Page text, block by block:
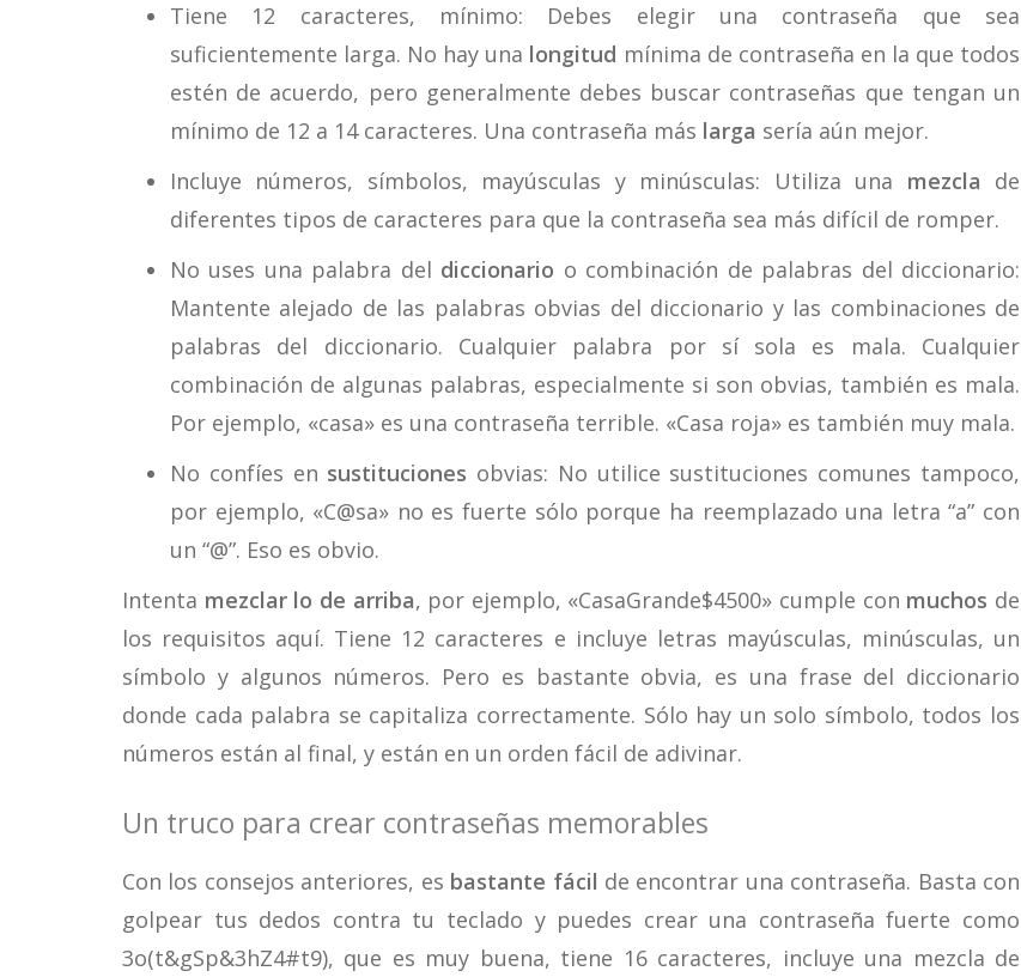
Tiene 12 caracteres, mínimo: Debes elegir una contraseña que sea
suficientemente larga. No hay una longitud mínima de contraseña en la que todos
estén de acuerdo, pero generalmente debes buscar contraseñas que tengan un
mínimo de 12 a 14 caracteres. Una contraseña más larga sería aún mejor.
Incluye números, símbolos, mayúsculas y minúsculas: Utiliza una mezcla de
diferentes tipos de caracteres para que la contraseña sea más difícil de romper.
No uses una palabra del diccionario o combinación de palabras del diccionario:
Mantente alejado de las palabras obvias del diccionario y las combinaciones de
palabras del diccionario. Cualquier palabra por sí sola es mala. Cualquier
combinación de algunas palabras, especialmente si son obvias, también es mala.
Por ejemplo, «casa» es una contraseña terrible. «Casa roja» es también muy mala.
No confíes en sustituciones obvias: No utilice sustituciones comunes tampoco,
por ejemplo, «C@sa» no es fuerte sólo porque ha reemplazado una letra “a” con
un “@”. Eso es obvio.
Intenta mezclar lo de arriba, por ejemplo, «CasaGrande$4500» cumple con muchos de
los requisitos aquí. Tiene 12 caracteres e incluye letras mayúsculas, minúsculas, un
símbolo y algunos números. Pero es bastante obvia, es una frase del diccionario
donde cada palabra se capitaliza correctamente. Sólo hay un solo símbolo, todos los
números están al final, y están en un orden fácil de adivinar.
Un truco para crear contraseñas memorables
Con los consejos anteriores, es bastante fácil de encontrar una contraseña. Basta con
golpear tus dedos contra tu teclado y puedes crear una contraseña fuerte como
3o(t&gSp&3hZ4#t9), que es muy buena, tiene 16 caracteres, incluye una mezcla de